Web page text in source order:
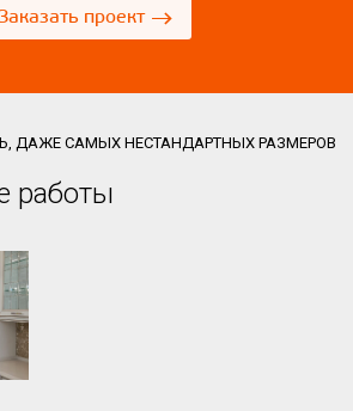
проект →
ДАЖЕ САМЫХ НЕСТАНДАРТНЫХ РАЗМЕРОВ
работы